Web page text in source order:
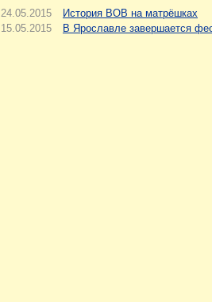
24.05.2015
История ВОВ на матрёшках
15.05.2015
В Ярославле завершается